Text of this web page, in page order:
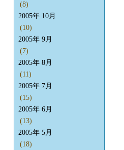
(8)
2005年 10月
(10)
2005年 9月
(7)
2005年 8月
(11)
2005年 7月
(15)
2005年 6月
(13)
2005年 5月
(18)